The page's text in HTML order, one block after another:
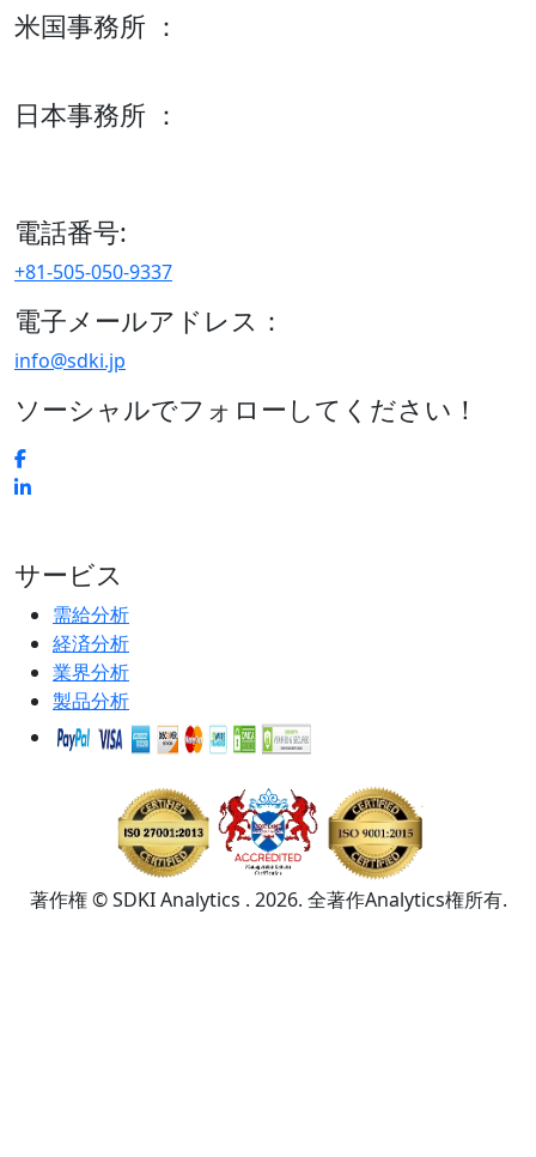
米国事務所 ：
日本事務所 ：
電話番号:
+81-505-050-9337
電子メールアドレス：
info@sdki.jp
ソーシャルでフォローしてください！
サービス
需給分析
経済分析
業界分析
製品分析
著作権 © SDKI Analytics . 2026. 全著作Analytics権所有.